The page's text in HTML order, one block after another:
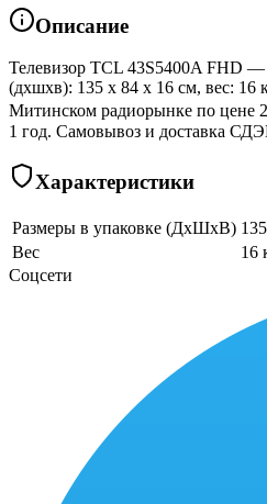
Описание
Телевизор TCL 43S5400A FHD —
(дхшхв): 135 x 84 x 16 см, вес: 16
Митинском радиорынке по цене
1 год. Самовывоз и доставка
Характеристики
Размеры в упаковке (ДхШхВ)
Вес
16
Соцсети